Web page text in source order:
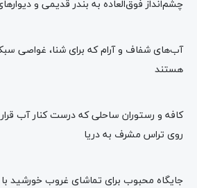
چشم‌انداز فوق‌العاده به بندر قدیمی و
آب‌های شفاف و آرام که برای شنا، غواصی
هستند
کافه و رستوران ساحلی که درست کنار آب قرار
روی تراس مشرف به دریا
جایگاه محبوب برای تماشای غروب خورشید